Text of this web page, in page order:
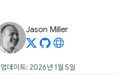
Jason Miller
데이트: 2026년 1월 5일